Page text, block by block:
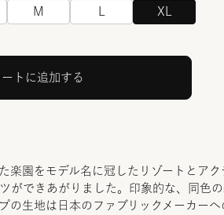
M XL
ートに追加する
楽園をモデル名に冠したリゾートとアク
ができあがりました。印象的な、同色
の生地は日本のファブリックメーカー